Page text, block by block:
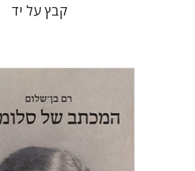
קבץ על יד
רם בן-שלום